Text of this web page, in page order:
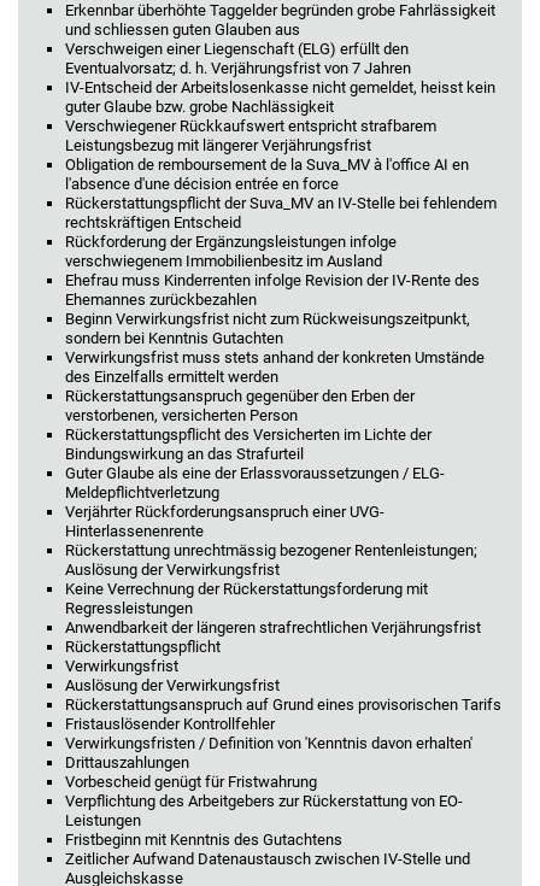
Erkennbar überhöhte Taggelder begründen grobe Fahrlässigkeit
und schliessen guten Glauben aus
Verschweigen einer Liegenschaft (ELG) erfüllt den
Eventualvorsatz; d. h. Verjährungsfrist von 7 Jahren
IV-Entscheid der Arbeitslosenkasse nicht gemeldet, heisst kein
guter Glaube bzw. grobe Nachlässigkeit
Verschwiegener Rückkaufswert entspricht strafbarem
Leistungsbezug mit längerer Verjährungsfrist
Obligation de remboursement de la Suva_MV à l'office AI en
l'absence d'une décision entrée en force
Rückerstattungspflicht der Suva_MV an IV-Stelle bei fehlendem
rechtskräftigen Entscheid
Rückforderung der Ergänzungsleistungen infolge
verschwiegenem Immobilienbesitz im Ausland
Ehefrau muss Kinderrenten infolge Revision der IV-Rente des
Ehemannes zurückbezahlen
Beginn Verwirkungsfrist nicht zum Rückweisungszeitpunkt,
sondern bei Kenntnis Gutachten
Verwirkungsfrist muss stets anhand der konkreten Umstände
des Einzelfalls ermittelt werden
Rückerstattungsanspruch gegenüber den Erben der
verstorbenen, versicherten Person
Rückerstattungspflicht des Versicherten im Lichte der
Bindungswirkung an das Strafurteil
Guter Glaube als eine der Erlassvoraussetzungen / ELG-
Meldepflichtverletzung
Verjährter Rückforderungsanspruch einer UVG-
Hinterlassenenrente
Rückerstattung unrechtmässig bezogener Rentenleistungen;
Auslösung der Verwirkungsfrist
Keine Verrechnung der Rückerstattungsforderung mit
Regressleistungen
Anwendbarkeit der längeren strafrechtlichen Verjährungsfrist
Rückerstattungspflicht
Verwirkungsfrist
Auslösung der Verwirkungsfrist
Rückerstattungsanspruch auf Grund eines provisorischen Tarifs
Fristauslösender Kontrollfehler
Verwirkungsfristen / Definition von 'Kenntnis davon erhalten'
Drittauszahlungen
Vorbescheid genügt für Fristwahrung
Verpflichtung des Arbeitgebers zur Rückerstattung von EO-
Leistungen
Fristbeginn mit Kenntnis des Gutachtens
Zeitlicher Aufwand Datenaustausch zwischen IV-Stelle und
Ausgleichskasse